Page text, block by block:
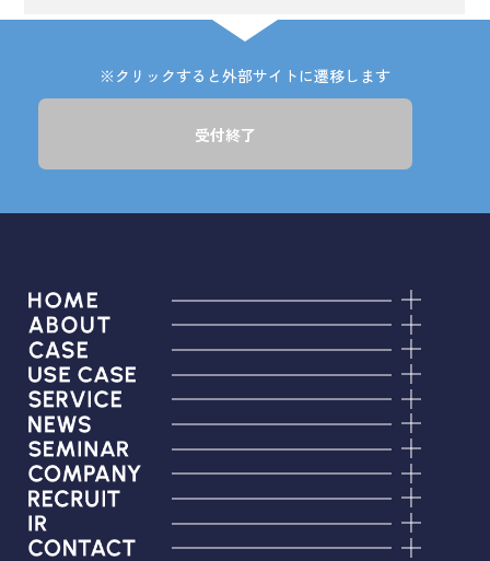
※クリックすると外部サイトに遷移します
受付終了